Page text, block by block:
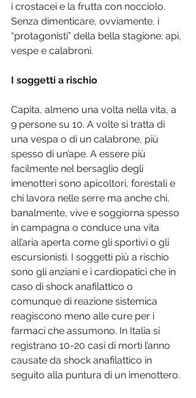
i crostacei e la frutta con nocciolo.
Senza dimenticare, ovviamente, i
“protagonisti” della bella stagione: api,
vespe e calabroni.
I soggetti a rischio
Capita, almeno una volta nella vita, a
9 persone su 10. A volte si tratta di
una vespa o di un calabrone, più
spesso di un’ape. A essere più
facilmente nel bersaglio degli
imenotteri sono apicoltori, forestali e
chi lavora nelle serre ma anche chi,
banalmente, vive e soggiorna spesso
in campagna o conduce una vita
all’aria aperta come gli sportivi o gli
escursionisti. I soggetti più a rischio
sono gli anziani e i cardiopatici che in
caso di shock anafilattico o
comunque di reazione sistemica
reagiscono meno alle cure per i
farmaci che assumono. In Italia si
registrano 10-20 casi di morti l’anno
causate da shock anafilattico in
seguito alla puntura di un imenottero.